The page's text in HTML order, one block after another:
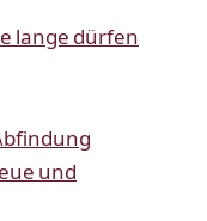
lange dürfen
und